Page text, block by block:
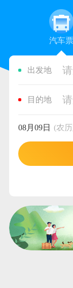
汽车票
出发地
目的地
08月09日 (农